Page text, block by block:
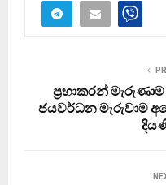
ප‍්‍රභාකරන්
ජයවර්ධන මැරුවාම